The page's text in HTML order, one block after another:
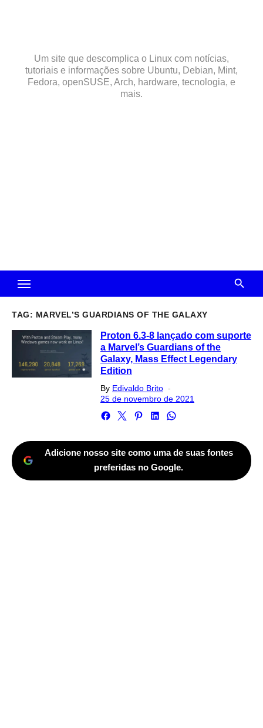
Um site que descomplica o Linux com notícias,
tutoriais e informações sobre Ubuntu, Debian, Mint,
Fedora, openSUSE, Arch, hardware, tecnologia, e
mais.
TAG: MARVEL’S GUARDIANS OF THE GALAXY
Proton 6.3-8 lançado com suporte
a Marvel’s Guardians of the
Galaxy, Mass Effect Legendary
Edition
By Edivaldo Brito
on
25 de novembro de 2021
Adicione nosso site como uma de suas fontes
preferidas no Google.